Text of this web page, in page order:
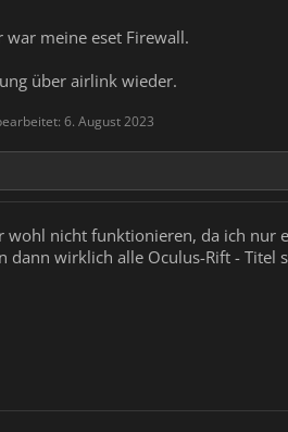
meine eset Firewall.
über airlink wieder.
6. August 2023
wohl nicht funktionieren, da ich nur
dann wirklich alle Oculus-Rift - Titel